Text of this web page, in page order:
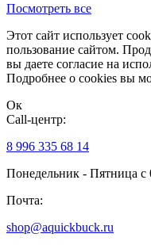
Посмотреть все
Этот сайт использует
пользование сайтом.
вы даете согласие на
Подробнее о cookies вы
Ок
Сall-центр:
8 996 335 68 14
Понедельник - Пятница с
Почта:
shop@aquickbuck.ru